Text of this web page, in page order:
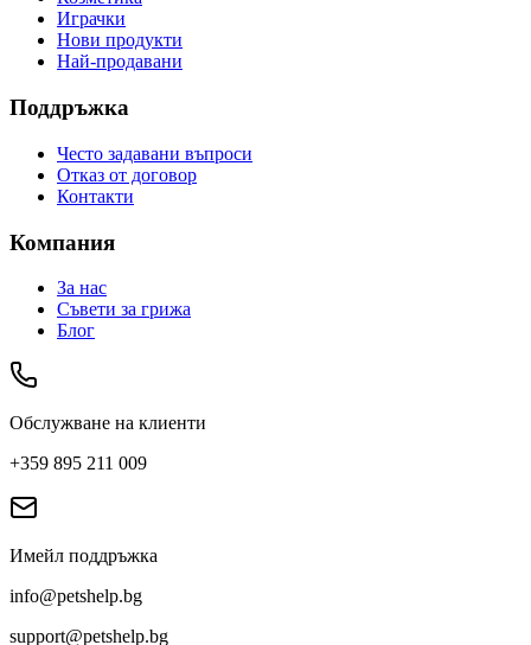
Играчки
Нови продукти
Най-продавани
Поддръжка
Често задавани въпроси
Отказ от договор
Контакти
Компания
За нас
Съвети за грижа
Блог
Обслужване на клиенти
+359 895 211 009
Имейл поддръжка
info@petshelp.bg
support@petshelp.bg